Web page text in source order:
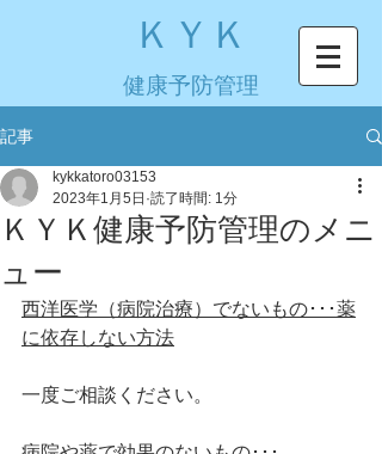
ＫＹＫ
健康予防管理
記事
ＫＹＫ健康予防管理のメニ
ュー
kykkatoro03153
2023年1月5日 読了時間: 1分
西洋医学（病院治療）でないもの･･･薬
に依存しない方法
一度ご相談ください。